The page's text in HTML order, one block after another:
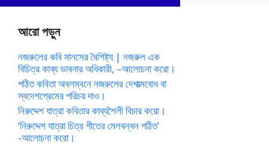
আরো পড়ুন
নজরুলের কবি মানসের বৈশিষ্ট্য | নজরুল এক
বিচিত্র কাব্য ভাবনার অধিকারী, –আলোচনা করো।
পঠিত কবিতা অবলম্বনে নজরুলের দেশাত্মবোধ বা
স্বদেশপ্রেমের পরিচয় দাও।
নিরুদ্দেশ যাত্রা কবিতার কাব্যশৈলী বিচার করো।
‘নিরুদ্দেশ যাত্রা চিত্র গীতের মেলবন্ধন গঠিত’
-আলোচনা করো।